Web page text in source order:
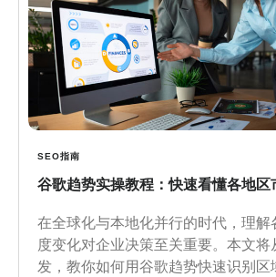
SEO指南
谷歌趋势实操教程：快速看懂各地区
在全球化与本地化并行的时代，理解
度变化对企业决策至关重要。本文将
发，教你如何用谷歌趋势快速识别区